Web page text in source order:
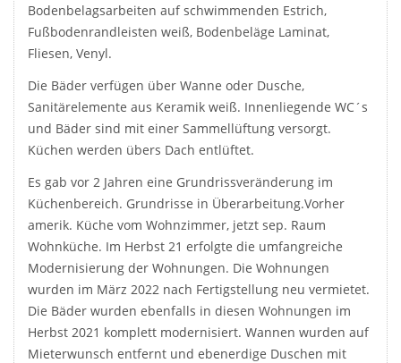
Bodenbelagsarbeiten auf schwimmenden Estrich,
Fußbodenrandleisten weiß, Bodenbeläge Laminat,
Fliesen, Venyl.
Die Bäder verfügen über Wanne oder Dusche,
Sanitärelemente aus Keramik weiß. Innenliegende WC´s
und Bäder sind mit einer Sammellüftung versorgt.
Küchen werden übers Dach entlüftet.
Es gab vor 2 Jahren eine Grundrissveränderung im
Küchenbereich. Grundrisse in Überarbeitung.Vorher
amerik. Küche vom Wohnzimmer, jetzt sep. Raum
Wohnküche. Im Herbst 21 erfolgte die umfangreiche
Modernisierung der Wohnungen. Die Wohnungen
wurden im März 2022 nach Fertigstellung neu vermietet.
Die Bäder wurden ebenfalls in diesen Wohnungen im
Herbst 2021 komplett modernisiert. Wannen wurden auf
Mieterwunsch entfernt und ebenerdige Duschen mit